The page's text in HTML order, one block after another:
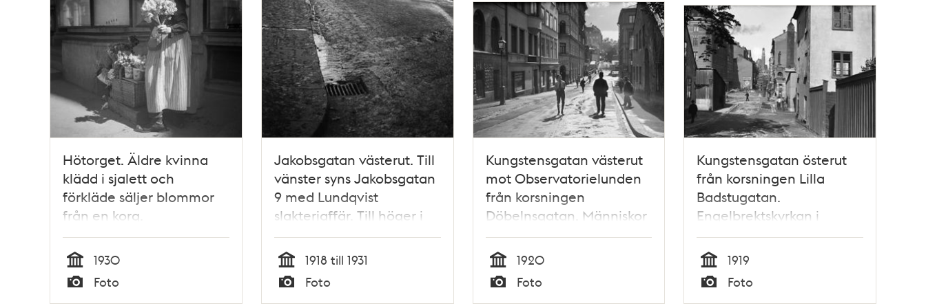
Hötorget. Äldre kvinna
klädd i sjalett och
förkläde säljer blommor
från en korg.
Tid
1930
Typ
Foto
Jakobsgatan västerut. Till
vänster syns Jakobsgatan
9 med Lundqvist
slakteriaffär. Till höger i
korsningen mot
Malmtorgsgatan, en bad-
skylt som gör reklam för
Malmtorgsbadet (på
Tid
1918 till 1931
Typ
Foto
Kungstensgatan västerut
mot Observatorielunden
från korsningen
Döbelnsgatan. Människor
på gatan.
Tid
1920
Typ
Foto
Kungstensgatan österut
från korsningen Lilla
Badstugatan.
Engelbrektskyrkan i
bakgrunden
Tid
1919
Typ
Foto